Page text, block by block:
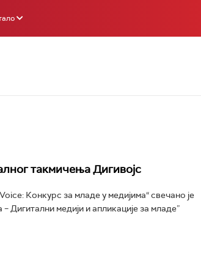
такмичења Дигивојс
Конкурс за младе у медијима“ свечано је
Дигитални медији и апликације за младе”